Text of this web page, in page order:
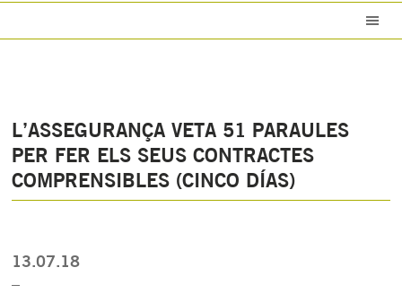
L’ASSEGURANÇA VETA 51 PARAULES
PER FER ELS SEUS CONTRACTES
COMPRENSIBLES (CINCO DÍAS)
13.07.18